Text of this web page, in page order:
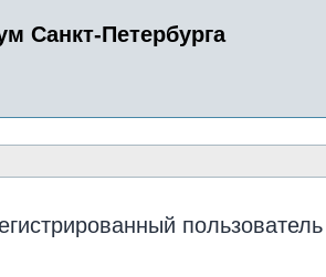
Санкт-Петербурга